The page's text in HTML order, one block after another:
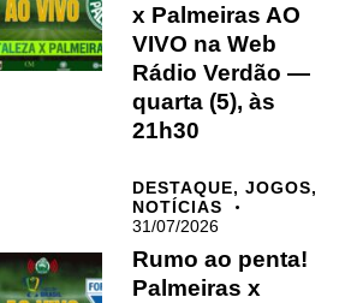
x Palmeiras AO
VIVO na Web
Rádio Verdão —
quarta (5), às
21h30
DESTAQUE,JOGOS,
NOTÍCIAS
31/07/2026
Rumo ao penta!
Palmeiras x